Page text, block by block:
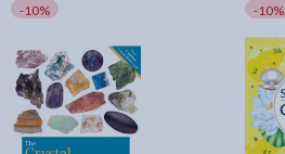
-10% -10%